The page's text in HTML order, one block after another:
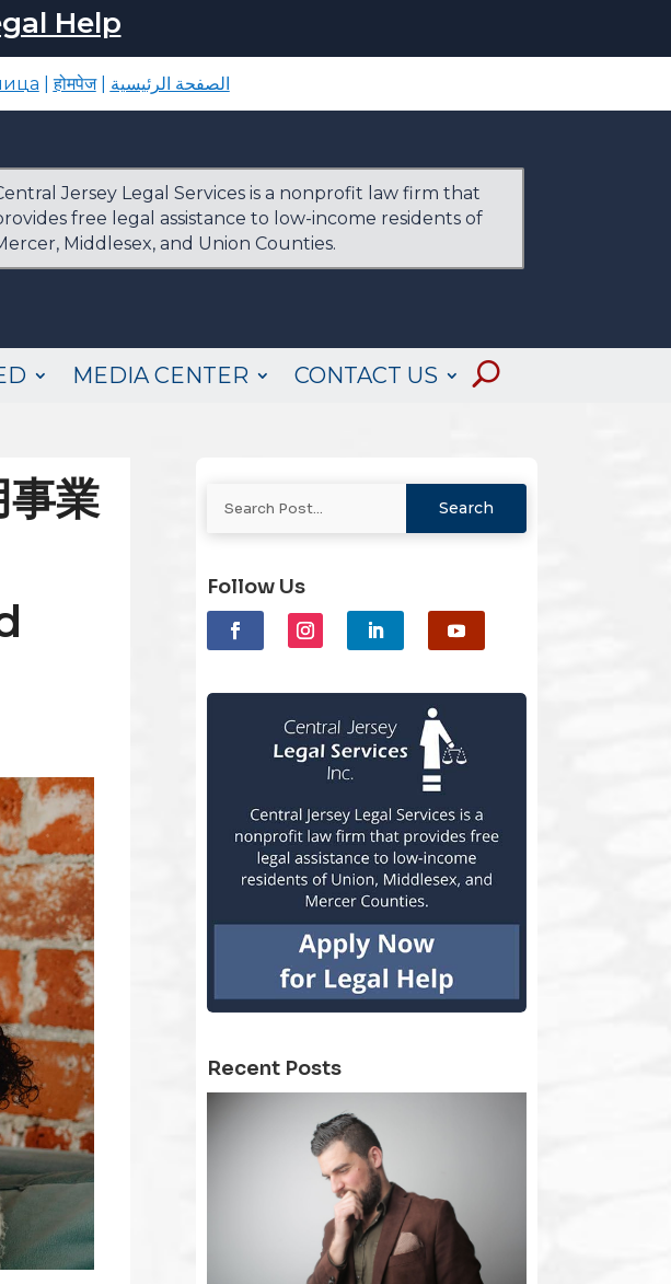
Help
|होमपेज| الصفحة الرئيسية
Jersey Legal Services is a nonprofit law firm that
free legal assistance to low-income residents of
Middlesex, and Union Counties.
MEDIA CENTER CONTACT US
事業
Follow Us
Recent Posts